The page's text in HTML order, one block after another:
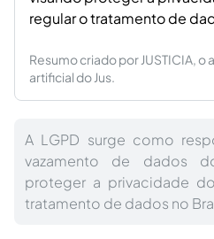
regular o tratamento de
Resumo criado por JUSTICIA,
artificial do Jus.
A LGPD surge como
vazamento de dados
proteger a privacidade
tratamento de dados no